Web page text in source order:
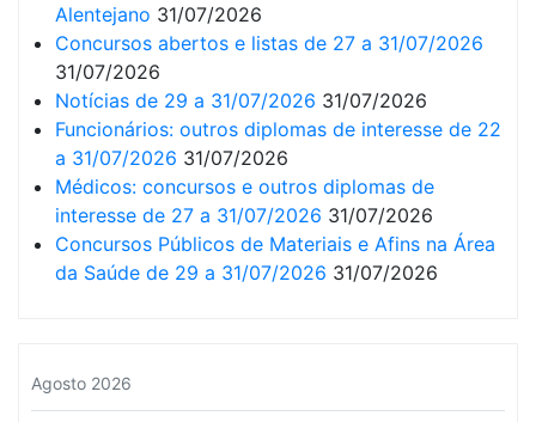
Alentejano 31/07/2026
Concursos abertos e listas de 27 a 31/07/2026
31/07/2026
Notícias de 29 a 31/07/2026 31/07/2026
Funcionários: outros diplomas de interesse de 22
a 31/07/2026 31/07/2026
Médicos: concursos e outros diplomas de
interesse de 27 a 31/07/2026 31/07/2026
Concursos Públicos de Materiais e Afins na Área
da Saúde de 29 a 31/07/2026 31/07/2026
Agosto 2026